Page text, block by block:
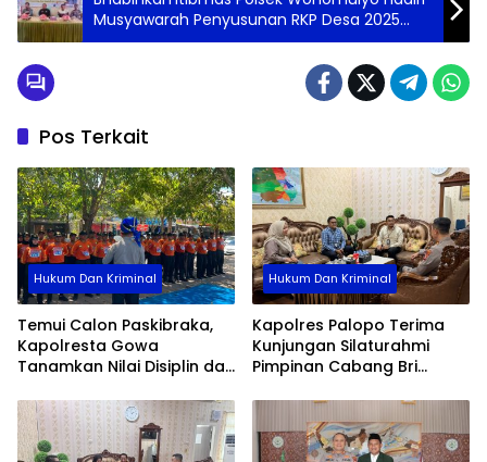
Musyawarah Penyusunan RKP Desa 2025
Dan Daftar Usulan 2026
Pos Terkait
Hukum Dan Kriminal
Temui Calon Paskibraka,
Kapolresta Gowa
Tanamkan Nilai Disiplin dan
Hukum Dan Kriminal
Kapolres Palopo Terima
Kunjungan Silaturahmi
Pimpinan Cabang Bri